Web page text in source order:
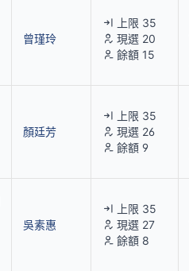
曾瑾玲
上限 35
現選 20
餘額 15
顏廷芳
上限 35
現選 26
餘額 9
吳素惠
上限 35
現選 27
餘額 8